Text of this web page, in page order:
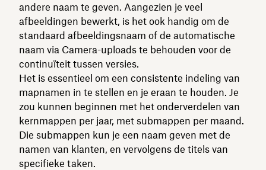
andere naam te geven. Aangezien je veel
afbeeldingen bewerkt, is het ook handig om de
standaard afbeeldingsnaam of de automatische
naam via Camera-uploads te behouden voor de
continuïteit tussen versies.
Het is essentieel om een consistente indeling van
mapnamen in te stellen en je eraan te houden. Je
zou kunnen beginnen met het onderverdelen van
kernmappen per jaar, met submappen per maand.
Die submappen kun je een naam geven met de
namen van klanten, en vervolgens de titels van
specifieke taken.